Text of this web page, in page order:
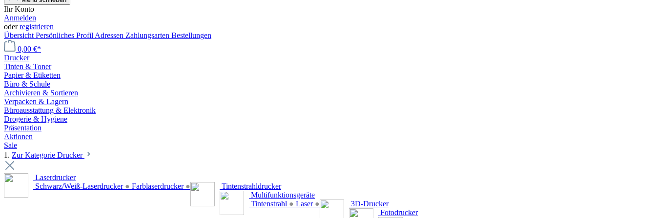
Ihr Konto
Anmelden
oderregistrieren
Übersicht Persönliches Profil Adressen Zahlungsarten Bestellungen
0,00 €*
Drucker
Tinten & Toner
Papier & Etiketten
Büro & Schule
Archivieren & Sortieren
Verpacken & Lagern
Büroausstattung & Elektronik
Drogerie & Hygiene
Präsentation
Aktionen
Sale
1. Zur Kategorie Drucker
Laserdrucker
Schwarz/Weiß-Laserdrucker ● Farblaserdrucker ●
Tintenstrahldrucker
Multifunktionsgeräte
Tintenstrahl ● Laser ●
3D-Drucker
Fotodrucker